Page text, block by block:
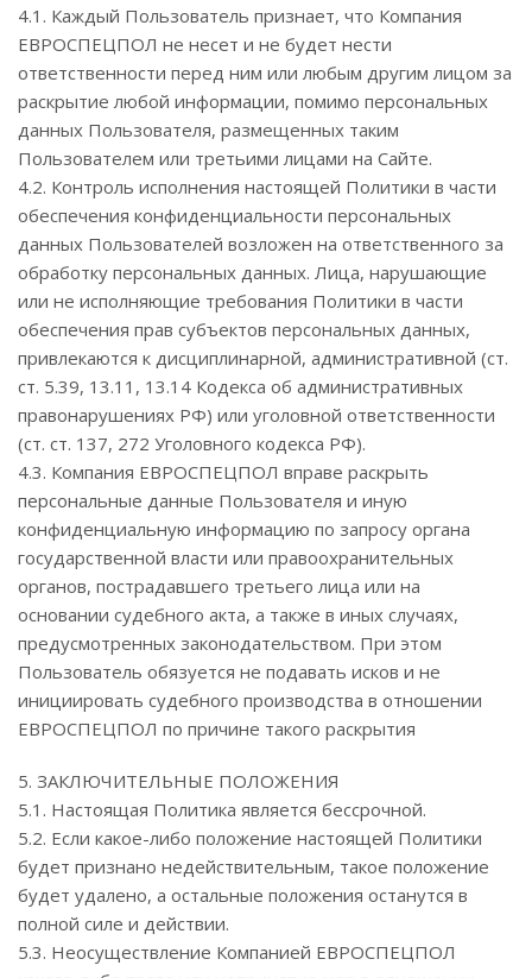
4.1. Каждый Пользователь признает, что Компания
ЕВРОСПЕЦПОЛ не несет и не будет нести
ответственности перед ним или любым другим лицом за
раскрытие любой информации, помимо персональных
данных Пользователя, размещенных таким
Пользователем или третьими лицами на Сайте.
4.2. Контроль исполнения настоящей Политики в части
обеспечения конфиденциальности персональных
данных Пользователей возложен на ответственного за
обработку персональных данных. Лица, нарушающие
или не исполняющие требования Политики в части
обеспечения прав субъектов персональных данных,
привлекаются к дисциплинарной, административной (ст.
ст. 5.39, 13.11, 13.14 Кодекса об административных
правонарушениях РФ) или уголовной ответственности
(ст. ст. 137, 272 Уголовного кодекса РФ).
4.3. Компания ЕВРОСПЕЦПОЛ вправе раскрыть
персональные данные Пользователя и иную
конфиденциальную информацию по запросу органа
государственной власти или правоохранительных
органов, пострадавшего третьего лица или на
основании судебного акта, а также в иных случаях,
предусмотренных законодательством. При этом
Пользователь обязуется не подавать исков и не
инициировать судебного производства в отношении
ЕВРОСПЕЦПОЛ по причине такого раскрытия
5. ЗАКЛЮЧИТЕЛЬНЫЕ ПОЛОЖЕНИЯ
5.1. Настоящая Политика является бессрочной.
5.2. Если какое-либо положение настоящей Политики
будет признано недействительным, такое положение
будет удалено, а остальные положения останутся в
полной силе и действии.
5.3. Неосуществление Компанией ЕВРОСПЕЦПОЛ